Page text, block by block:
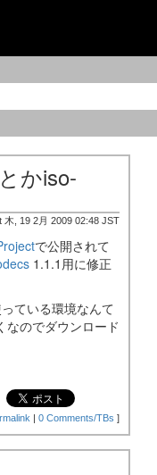
かiso-
木, 19 2月 2009 02:48 JST
で公開されて
1.1.1用に修正
ている環境なんて
なのでダウンロード
| 0 Comments/TBs ]